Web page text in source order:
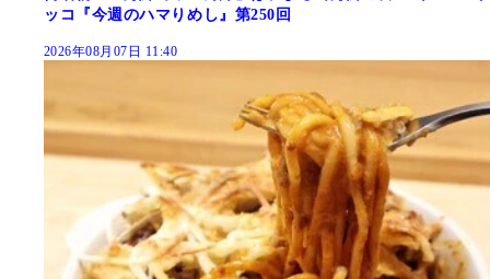
ッコ『今週のハマりめし』第250回
2026年08月07日 11:40